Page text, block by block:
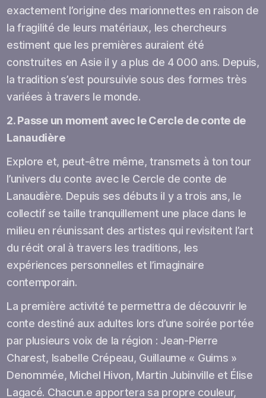
exactement l’origine des marionnettes en raison de
la fragilité de leurs matériaux, les chercheurs
estiment que les premières auraient été
construites en Asie il y a plus de 4 000 ans. Depuis,
la tradition s’est poursuivie sous des formes très
variées à travers le monde.
2. Passe un moment avec le Cercle de conte de
Lanaudière
Explore et, peut-être même, transmets à ton tour
l’univers du conte avec le Cercle de conte de
Lanaudière. Depuis ses débuts il y a trois ans, le
collectif se taille tranquillement une place dans le
milieu en réunissant des artistes qui revisitent l’art
du récit oral à travers les traditions, les
expériences personnelles et l’imaginaire
contemporain.
La première activité te permettra de découvrir le
conte destiné aux adultes lors d’une soirée portée
par plusieurs voix de la région : Jean-Pierre
Charest, Isabelle Crépeau, Guillaume « Guims »
Denommée, Michel Hivon, Martin Jubinville et Élise
Lagacé. Chacun.e apportera sa propre couleur,